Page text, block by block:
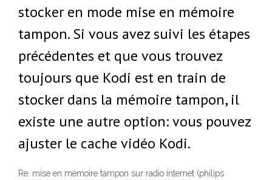
stocker en mode mise en mémoire
tampon. Si vous avez suivi les étapes
précédentes et que vous trouvez
toujours que Kodi est en train de
stocker dans la mémoire tampon, il
existe une autre option: vous pouvez
ajuster le cache vidéo Kodi.
Re: mise en mémoire tampon sur radio internet (philips